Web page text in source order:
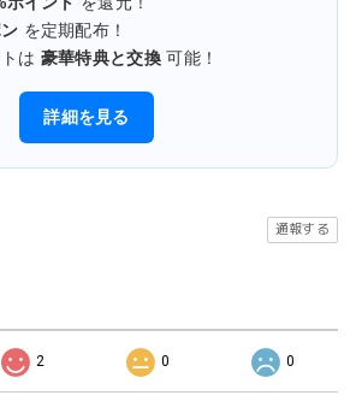
を定期配布！
は 豪華特典と交換 可能！
詳細を見る
通報する
2 0 0